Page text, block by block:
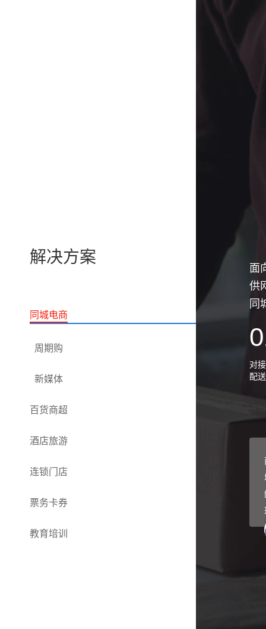
解决方案
同城电商
周期购
新媒体
百货商超
酒店旅游
连锁门店
票务卡券
教育培训
面
供
同
对
配